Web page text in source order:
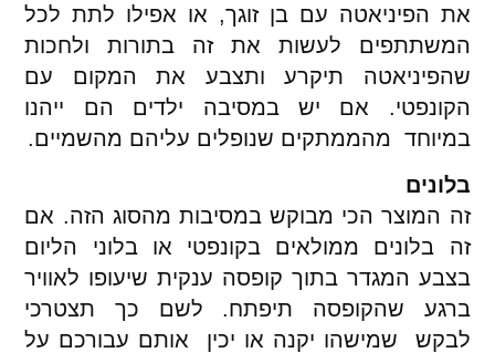
את הפיניאטה עם בן זוגך, או אפילו לתת לכל
המשתתפים לעשות את זה בתורות ולחכות
שהפיניאטה תיקרע ותצבע את המקום עם
הקונפטי. אם יש במסיבה ילדים הם ייהנו
במיוחד מהממתקים שנופלים עליהם מהשמיים.
בלונים
זה המוצר הכי מבוקש במסיבות מהסוג הזה. אם
זה בלונים ממולאים בקונפטי או בלוני הליום
בצבע המגדר בתוך קופסה ענקית שיעופו לאוויר
ברגע שהקופסה תיפתח. לשם כך תצטרכי
לבקש שמישהו יקנה או יכין אותם עבורכם על